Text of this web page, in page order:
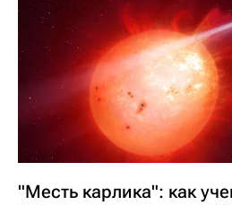
"Месть карлика": как